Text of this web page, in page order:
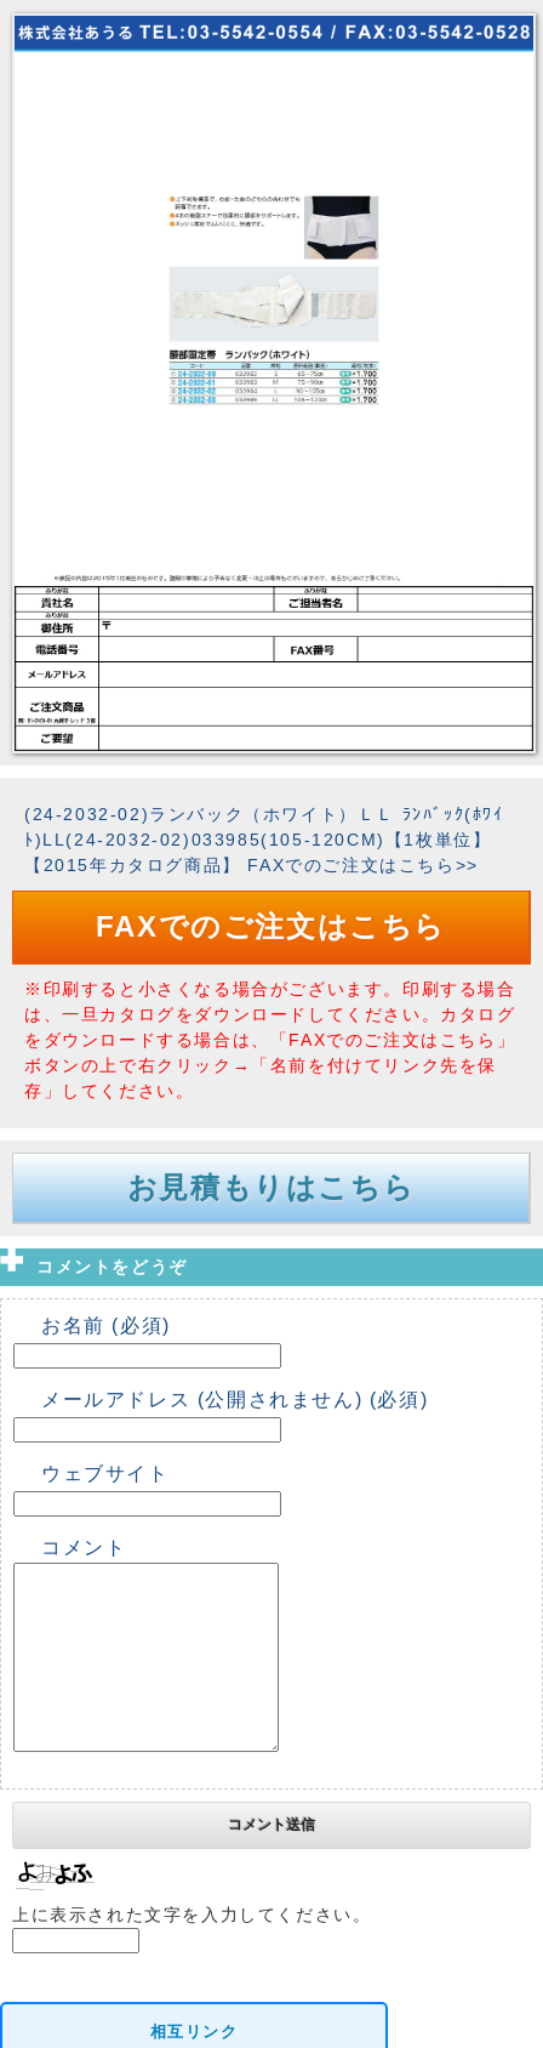
(24-2032-02)ランバック（ホワイト）ＬＬ ﾗﾝﾊﾞｯｸ(ﾎﾜｲ
ﾄ)LL(24-2032-02)033985(105-120CM)【1枚単位】
【2015年カタログ商品】 FAXでのご注文はこちら>>
FAXでのご注文はこちら
※印刷すると小さくなる場合がございます。印刷する場合
は、一旦カタログをダウンロードしてください。カタログ
をダウンロードする場合は、「FAXでのご注文はこちら」
ボタンの上で右クリック→「名前を付けてリンク先を保
存」してください。
お見積もりはこちら
コメントをどうぞ
お名前 (必須)
メールアドレス (公開されません) (必須)
ウェブサイト
コメント
上に表示された文字を入力してください。
相互リンク